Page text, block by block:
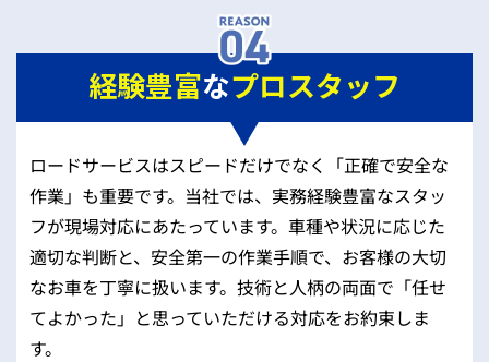
経験豊富なプロスタッフ
ロードサービスはスピードだけでなく「正確で安全な
作業」も重要です。当社では、実務経験豊富なスタッ
フが現場対応にあたっています。車種や状況に応じた
適切な判断と、安全第一の作業手順で、お客様の大切
なお車を丁寧に扱います。技術と人柄の両面で「任せ
てよかった」と思っていただける対応をお約束しま
す。